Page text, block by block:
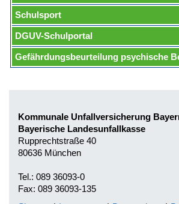
Schulsport
DGUV-Schulportal
Gefährdungsbeurteilung psychische
Kommunale Unfallversicherung
Bayerische Landesunfallkasse
Rupprechtstraße 40
80636 München
Tel.: 089 36093-0
Fax: 089 36093-135